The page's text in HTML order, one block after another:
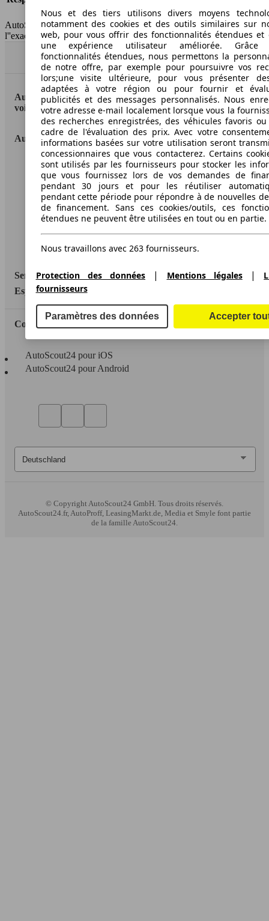
HSN/TSN
MSA16x4Cxxxx/n.c.
AutoScout24 France SAS décline toute responsabilité concernant
l''exactitude des indications fournies.
Haut
AutoScout24: la plus grande plateforme en ligne de
voitures en Europe
AutoScout24
A propos d'AutoScout24
Conditions d'utilisation
Informations légales
Protection des données
Accessibility Statement
Service
Espace Pro
Contact
AutoScout24 pour iOS
AutoScout24 pour Android
© CopyrightAutoScout24 GmbH. Tous droits réservés.
AutoScout24.fr, AutoProff, LeasingMarkt.de, Media et Smyle font partie
de la famille AutoScout24.
Nous et des tiers utilisons divers moyens
notamment des cookies et des outils similaires sur
web, pour vous offrir des fonctionnalités étendues et
une expérience utilisateur améliorée.
fonctionnalités étendues, nous permettons la
de notre offre, par exemple pour poursuivre vos
lors;une visite ultérieure, pour vous présenter
adaptées à votre région ou pour fournir et
publicités et des messages personnalisés. Nous
votre adresse e-mail localement lorsque vous la
des recherches enregistrées, des véhicules favoris
cadre de l'évaluation des prix. Avec votre
informations basées sur votre utilisation seront
concessionnaires que vous contacterez. Certains
sont utilisés par les fournisseurs pour stocker les
que vous fournissez lors de vos demandes de
pendant 30 jours et pour les réutiliser
pendant cette période pour répondre à de nouvelles
de financement. Sans ces cookies/outils, ces
étendues ne peuvent être utilisées en tout ou en partie.
Nous travaillons avec 263 fournisseurs.
Protection des données | Mentions légales|
fournisseurs
Paramètres des données Accepter